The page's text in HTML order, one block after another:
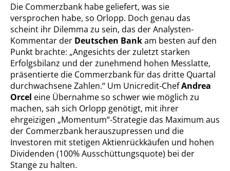
Die Commerzbank habe geliefert, was sie
versprochen habe, so Orlopp. Doch genau das
scheint ihr Dilemma zu sein, das der Analysten-
Kommentar der Deutschen Bankam besten auf den
Punkt brachte: „Angesichts der zuletzt starken
Erfolgsbilanz und der zunehmend hohen Messlatte,
präsentierte die Commerzbank für das dritte Quartal
durchwachsene Zahlen.“ Um Unicredit-ChefAndrea
Orcel eine Übernahme so schwer wie möglich zu
machen, sah sich Orlopp genötigt, mit ihrer
ehrgeizigen „Momentum“-Strategie das Maximum aus
der Commerzbank herauszupressen und die
Investoren mit stetigen Aktienrückkäufen und hohen
Dividenden (100% Ausschüttungsquote) bei der
Stange zu halten.